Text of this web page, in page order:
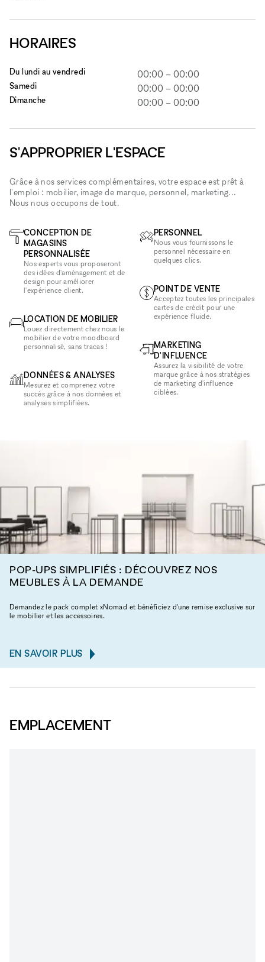
HORAIRES
Du lundi au vendredi 00:00 – 00:00
Samedi 00:00 – 00:00
Dimanche 00:00 – 00:00
S'APPROPRIER L'ESPACE
Grâce à nos services complémentaires, votre espace est prêt à
l'emploi : mobilier, image de marque, personnel, marketing...
Nous nous occupons de tout.
CONCEPTION DE
MAGASINS
PERSONNALISÉE
Nos experts vous proposeront
des idées d'aménagement et de
design pour améliorer
l'expérience client.
LOCATION DE MOBILIER
Louez directement chez nous le
mobilier de votre moodboard
personnalisé, sans tracas !
DONNÉES & ANALYSES
Mesurez et comprenez votre
succès grâce à nos données et
analyses simplifiées.
PERSONNEL
Nous vous fournissons le
personnel nécessaire en
quelques clics.
POINT DE VENTE
Acceptez toutes les principales
cartes de crédit pour une
expérience fluide.
MARKETING
D'INFLUENCE
Assurez la visibilité de votre
marque grâce à nos stratégies
de marketing d'influence
ciblées.
POP-UPS SIMPLIFIÉS : DÉCOUVREZ NOS
MEUBLES À LA DEMANDE
Demandez le pack complet xNomad et bénéficiez d'une remise exclusive sur
le mobilier et les accessoires.
EN SAVOIR PLUS
EMPLACEMENT